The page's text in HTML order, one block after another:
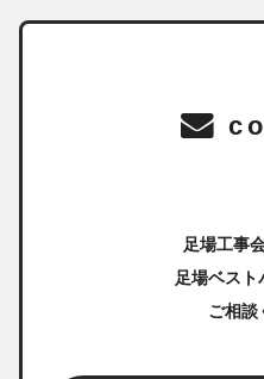
足場工事
足場ベスト
ご相談